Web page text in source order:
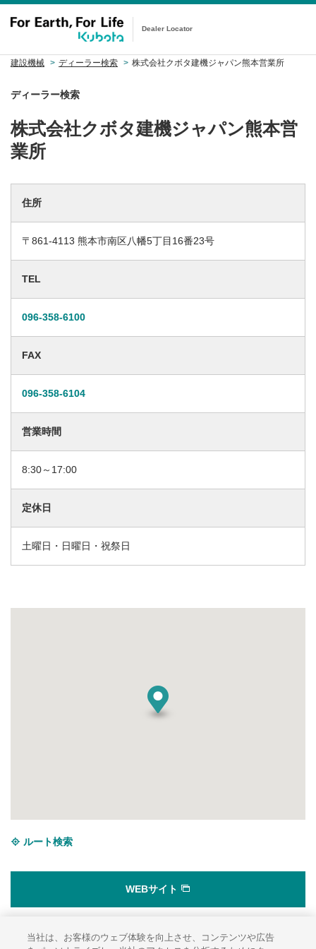
Dealer Locator
建設機械 ディーラー検索 株式会社クボタ建機ジャパン熊本営業所
ディーラー検索
株式会社クボタ建機ジャパン熊本営
業所
住所
〒861-4113 熊本市南区八幡5丁目16番23号
TEL
096-358-6100
FAX
096-358-6104
営業時間
8:30～17:00
定休日
土曜日・日曜日・祝祭日
ルート検索
WEBサイト
サイトのご利用にあたって
当社は、お客様のウェブ体験を向上させ、コンテンツや広告